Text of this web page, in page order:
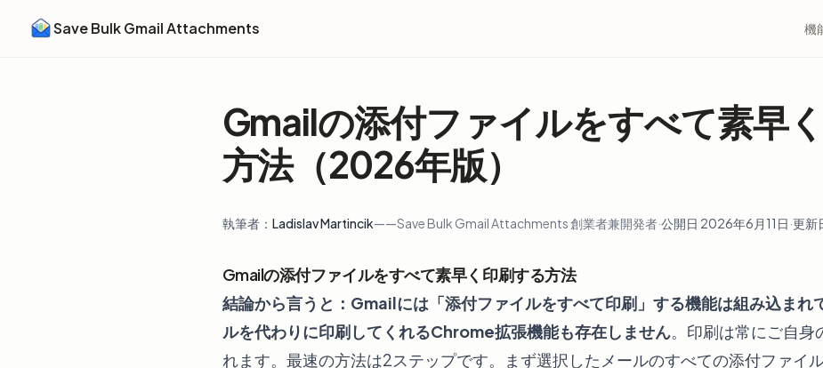
Save Bulk Gmail Attachments 機
Gmailの添付ファイルをすべて素早
方法（2026年版）
執筆者： Ladislav Martincik——Save Bulk Gmail Attachments 創業者兼開発者·公開日 2026年6月11日 ·更新
Gmailの添付ファイルをすべて素早く印刷する方法
結論から言うと： Gmailには 「添付ファイルをすべて印刷」する機能は組み込まれ
ルを代わりに印刷してくれるChrome拡張機能も存在しません。印刷は常にご自身
れます。最速の方法は2ステップです。まず選択したメールのすべての添付ファイ